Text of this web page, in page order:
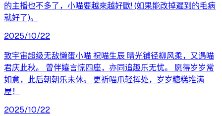
的主播也不多了，小喵要越來越好歐! (如果能改掉遲到的毛病
就好了)。
2025/10/22
致宇宙超级无敌懒蛋小喵 祝喵生辰 晴光铺径柳风柔，又遇喵
君庆此秋。 曾伴嬉言惊四座，亦同追趣乐无忧。 愿得岁岁常
如意，此后朝朝乐未休。 更祈喵爪轻挥处，岁岁糖糕堆满
屋！
2025/10/22